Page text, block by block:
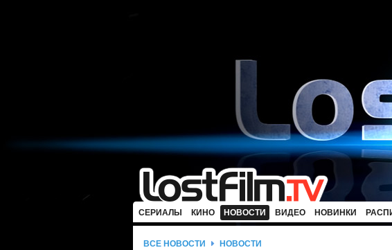
СЕРИАЛЫ КИНО НОВОСТИ ВИДЕО НОВИНКИ
ВСЕ НОВОСТИ НОВОСТИ